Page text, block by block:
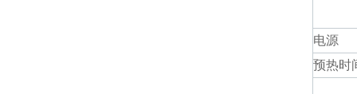
电源
预热时